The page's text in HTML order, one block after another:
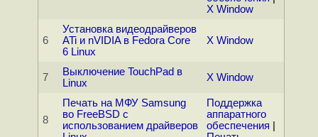
X Window
6
Установка видеодрайверов
ATi и nVIDIA в Fedora Core
6 Linux
X Window
7
Выключение TouchPad в
Linux
X Window
8
Печать на МФУ Samsung
во FreeBSD с
использованием драйверов
Поддержка
аппаратного
обеспечения